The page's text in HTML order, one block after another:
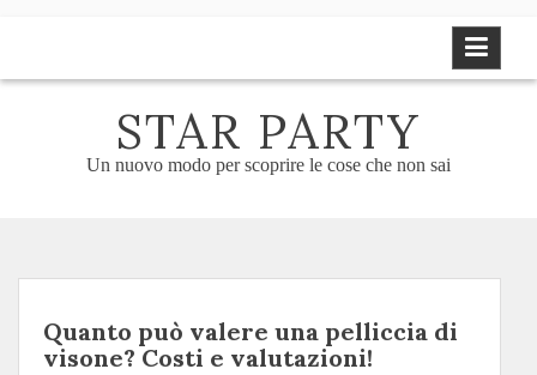
STAR PARTY
Un nuovo modo per scoprire le cose che non sai
Quanto può valere una pelliccia di
visone? Costi e valutazioni!